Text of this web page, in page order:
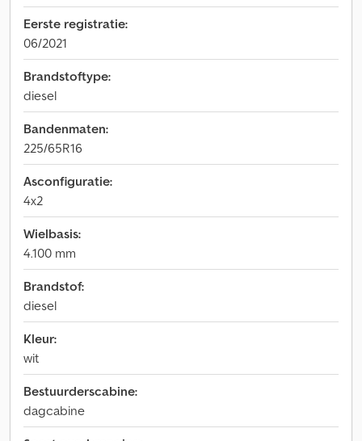
Eerste registratie:
06/2021
Brandstoftype:
diesel
Bandenmaten:
225/65R16
Asconfiguratie:
4x2
Wielbasis:
4.100 mm
Brandstof:
diesel
Kleur:
wit
Bestuurderscabine:
dagcabine